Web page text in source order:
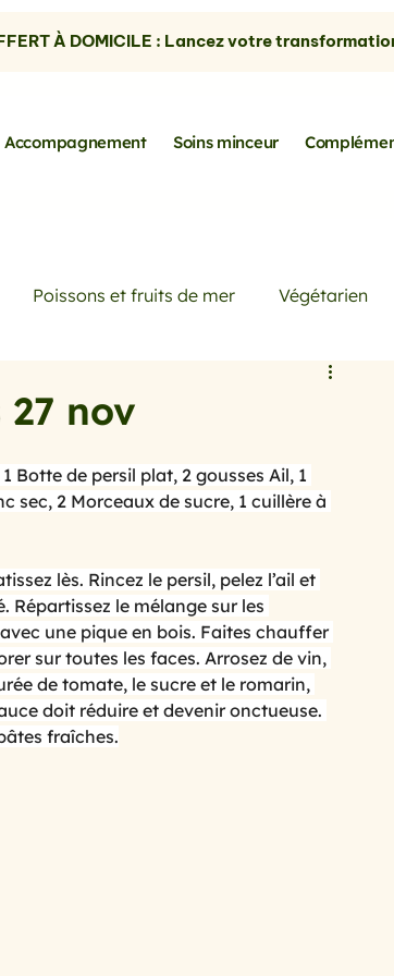
À DOMICILE : Lancez votre
Accompagnement Soins minceur
Poissons et fruits de mer Végétarien
Conseils de Pros
les avocats la cuisine sans gluten
barbecue... la plancha
tomates
nov
Botte de persil plat, 2 gousses Ail, 1
sec, 2 Morceaux de sucre, 1 cuillère à
lès. Rincez le persil, pelez l’ail et
Répartissez le mélange sur les
une pique en bois. Faites chauffer
sur toutes les faces. Arrosez de vin,
de tomate, le sucre et le romarin,
doit réduire et devenir onctueuse.
fraîches.